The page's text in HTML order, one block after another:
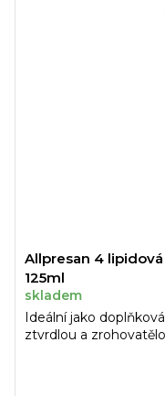
Allpresan 4 lipidová
125ml
skladem
Ideální jako
ztvrdlou a